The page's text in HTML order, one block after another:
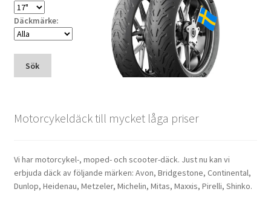
Däckmärke:
Sök
Motorcykeldäck till mycket låga priser
Vi har motorcykel-, moped- och scooter-däck. Just nu kan vi
erbjuda däck av följande märken: Avon, Bridgestone, Continental,
Dunlop, Heidenau, Metzeler, Michelin, Mitas, Maxxis, Pirelli, Shinko.